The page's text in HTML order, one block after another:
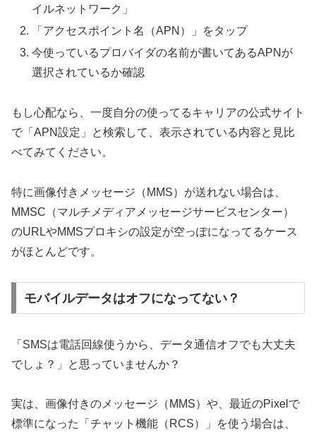
イルネットワーク」
「アクセスポイント名（APN）」をタップ
今使っているプロバイダの名前が書いてあるAPNが
選択されているか確認
もし心配なら、一度自分の使ってるキャリアの公式サイト
で「APN設定」と検索して、表示されている内容と見比
べてみてください。
特に画像付きメッセージ（MMS）が送れない場合は、
MMSC（マルチメディアメッセージサービスセンター）
のURLやMMSプロキシの設定が空っぽになってるケース
がほとんどです。
モバイルデータはオフになってない？
「SMSは電話回線使うから、データ通信オフでも大丈夫
でしょ？」と思っていませんか？
実は、画像付きのメッセージ（MMS）や、最近のPixelで
標準になった「チャット機能（RCS）」を使う場合は、